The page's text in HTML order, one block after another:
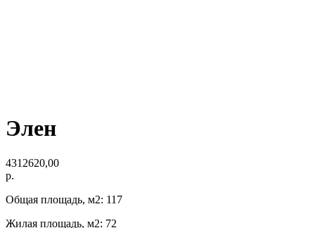
Элен
4312620,00
р.
Общая площадь, м2: 117
Жилая площадь, м2: 72